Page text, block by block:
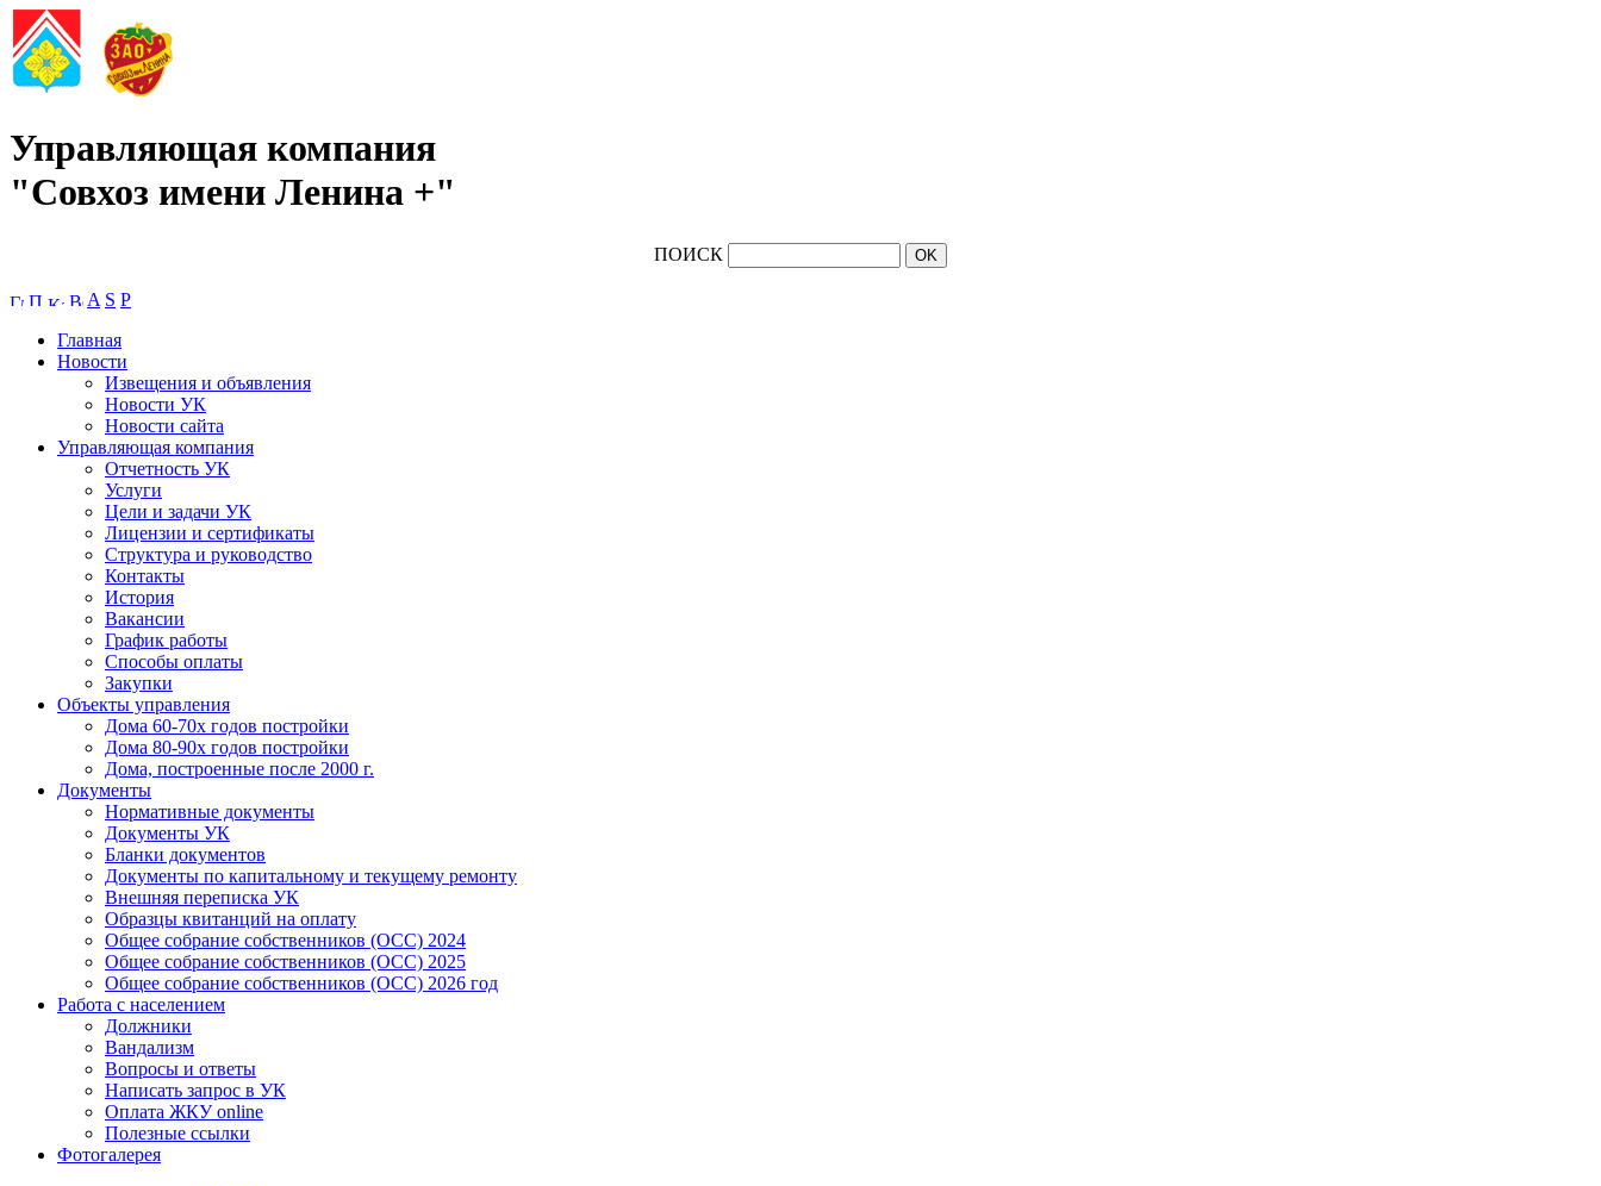
Управляющая компания
"Совхоз имени Ленина +"
ПОИСК
A S P
Главная
Новости
Извещения и объявления
Новости УК
Новости сайта
Управляющая компания
Отчетность УК
Услуги
Цели и задачи УК
Лицензии и сертификаты
Структура и руководство
Контакты
История
Вакансии
График работы
Способы оплаты
Закупки
Объекты управления
Дома 60-70х годов постройки
Дома 80-90х годов постройки
Дома, построенные после 2000 г.
Документы
Нормативные документы
Документы УК
Бланки документов
Документы по капитальному и текущему ремонту
Внешняя переписка УК
Образцы квитанций на оплату
Общее собрание собственников (ОСС) 2024
Общее собрание собственников (ОСС) 2025
Общее собрание собственников (ОСС) 2026 год
Работа с населением
Должники
Вандализм
Вопросы и ответы
Написать запрос в УК
Оплата ЖКУ online
Полезные ссылки
Фотогалерея